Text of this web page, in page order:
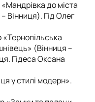
до міста
Вінниця). Гід Олег
«Тернопільська
(Вінниця –
Гідеса Оксана
у стилі модерн».